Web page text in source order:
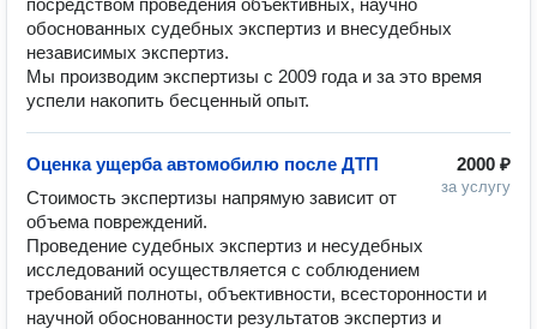
посредством проведения объективных, научно
обоснованных судебных экспертиз и внесудебных
независимых экспертиз.
Мы производим экспертизы с 2009 года и за это время
успели накопить бесценный опыт.
2000 ₽
за услугу
Оценка ущерба автомобилю после ДТП
Стоимость экспертизы напрямую зависит от
объема повреждений.
Проведение судебных экспертиз и несудебных
исследований осуществляется с соблюдением
требований полноты, объективности, всесторонности и
научной обоснованности результатов экспертиз и